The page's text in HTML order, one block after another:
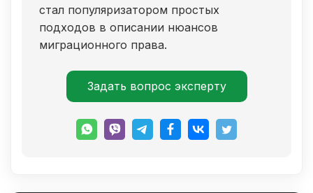
стал популяризатором простых
подходов в описании нюансов
миграционного права.
Задать вопрос эксперту